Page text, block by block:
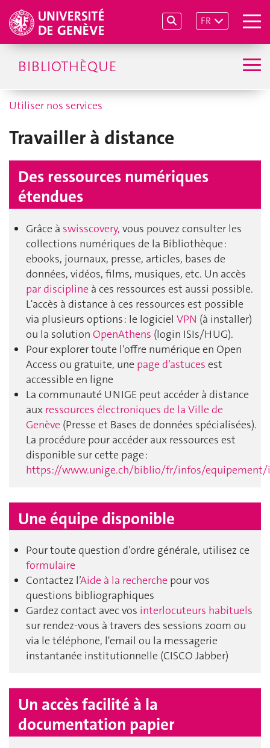
FR
BIBLIOTHÈQUE
Utiliser nos services
Travailler à distance
Des ressources numériques
étendues
Grâce à swisscovery, vous pouvez consulter les
collections numériques de la Bibliothèque :
ebooks, journaux, presse, articles, bases de
données, vidéos, films, musiques, etc. Un accès
par discipline à ces ressources est aussi possible.
L'accès à distance à ces ressources est possible
via plusieurs options : le logiciel VPN (à installer)
ou la solution OpenAthens (login ISIs/HUG).
Pour explorer toute l’offre numérique en Open
Access ou gratuite, une page d’astuces est
accessible en ligne
La communauté UNIGE peut accéder à distance
aux ressources électroniques de la Ville de
Genève (Presse et Bases de données spécialisées).
La procédure pour accéder aux ressources est
disponible sur cette page :
https://www.unige.ch/biblio/fr/infos/
Une équipe disponible
Pour toute question d’ordre générale, utilisez ce
formulaire
Contactez l’Aide à la recherche pour vos
questions bibliographiques
Gardez contact avec vos interlocuteurs habituels
sur rendez-vous à travers des sessions zoom ou
via le téléphone, l'email ou la messagerie
instantanée institutionnelle (CISCO Jabber)
Un accès facilité à la
documentation papier